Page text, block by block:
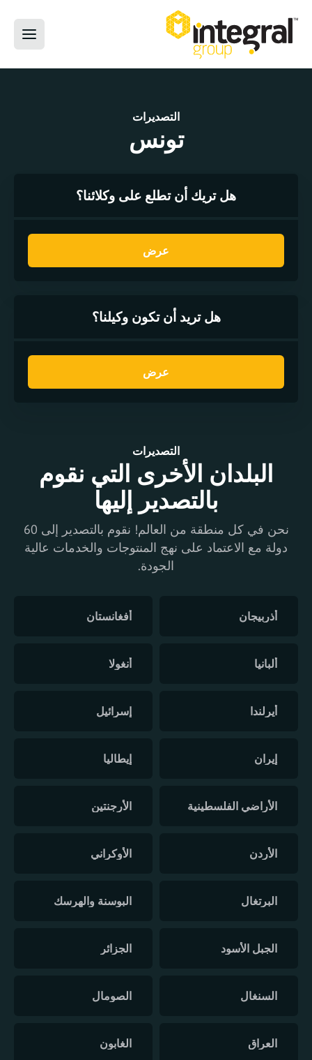
التصديرات
تونس
هل تريك أن تطلع على وكلائنا؟
عرض
هل تريد أن تكون وكيلنا؟
عرض
التصديرات
البلدان الأخرى التي نقوم
بالتصدير إليها
نحن في كل منطقة من العالم! نقوم بالتصدير إلى 60
دولة مع الاعتماد على نهج المنتوجات والخدمات عالية
الجودة.
أذربيجان أفغانستان
ألبانيا أنغولا
أيرلندا إسرائيل
إيران إيطاليا
الأراضي الفلسطينية الأرجنتين
الأردن الأوكراني
البرتغال البوسنة والهرسك
الجبل الأسود الجزائر
السنغال الصومال
العراق الغابون